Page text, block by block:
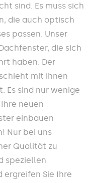
sind. Es muss sich
die auch optisch
passen. Unser
die sich
haben. Der
mit ihnen
Es sind nur wenige
neuen
einbauen
Nur bei uns
Qualität zu
speziellen
ergreifen Sie Ihre